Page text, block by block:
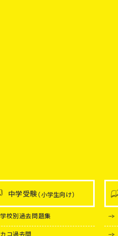
中学受験（小学生向け）
学校別過去問題集
カコ過去問